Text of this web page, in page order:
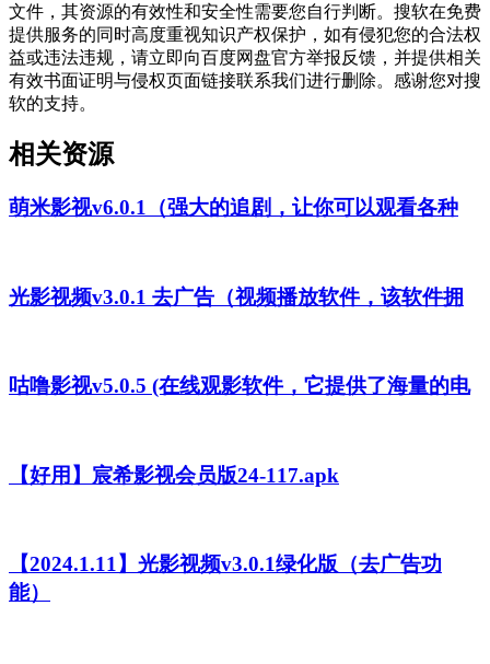
文件，其资源的有效性和安全性需要您自行判断。搜软在免费
提供服务的同时高度重视知识产权保护，如有侵犯您的合法权
益或违法违规，请立即向百度网盘官方举报反馈，并提供相关
有效书面证明与侵权页面链接联系我们进行删除。感谢您对搜
软的支持。
相关资源
萌米影视v6.0.1（强大的追剧，让你可以观看各种
光影视频v3.0.1 去广告（视频播放软件，该软件拥
咕噜影视v5.0.5 (在线观影软件，它提供了海量的电
【好用】宸希影视会员版24-117.apk
【2024.1.11】光影视频v3.0.1绿化版（去广告功
能）